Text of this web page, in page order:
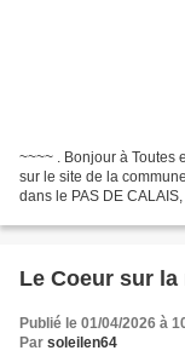
~~~~ . Bonjour à Toutes
sur le site de la
dans le PAS DE
Le Coeur sur la
Publié le 01/04/2026 à
Par soleilen64